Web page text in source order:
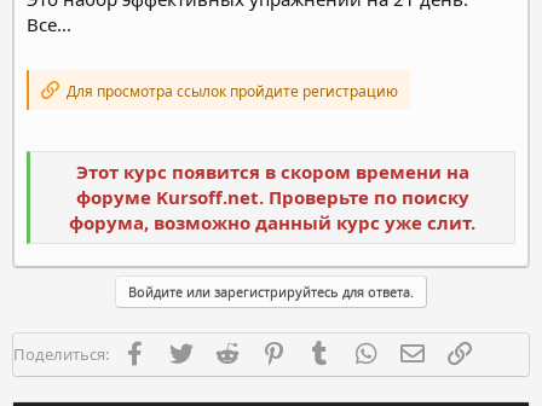
Все...
Для просмотра ссылок пройдите регистрацию
Этот курс появится в скором времени на
форуме Kursoff.net. Проверьте по поиску
форума, возможно данный курс уже слит.
Войдите или зарегистрируйтесь для ответа.
Поделиться: FacebookTwitter Reddit PinterestTumblr WhatsAppЭлектронная